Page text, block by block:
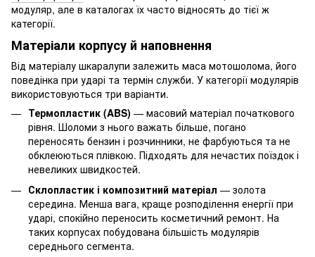
модуляр, але в каталогах їх часто відносять до тієї ж
категорії.
Матеріали корпусу й наповнення
Від матеріалу шкаралупи залежить маса мотошолома, його
поведінка при ударі та термін служби. У категорії модулярів
використовуються три варіанти.
Термопластик (ABS) — масовий матеріал початкового
рівня. Шоломи з нього важать більше, погано
переносять бензин і розчинники, не фарбуються та не
обклеюються плівкою. Підходять для нечастих поїздок і
невеликих швидкостей.
Склопластик і композитний матеріал — золота
середина. Менша вага, краще розподілення енергії при
ударі, спокійно переносить косметичний ремонт. На
таких корпусах побудована більшість модулярів
середнього сегмента.